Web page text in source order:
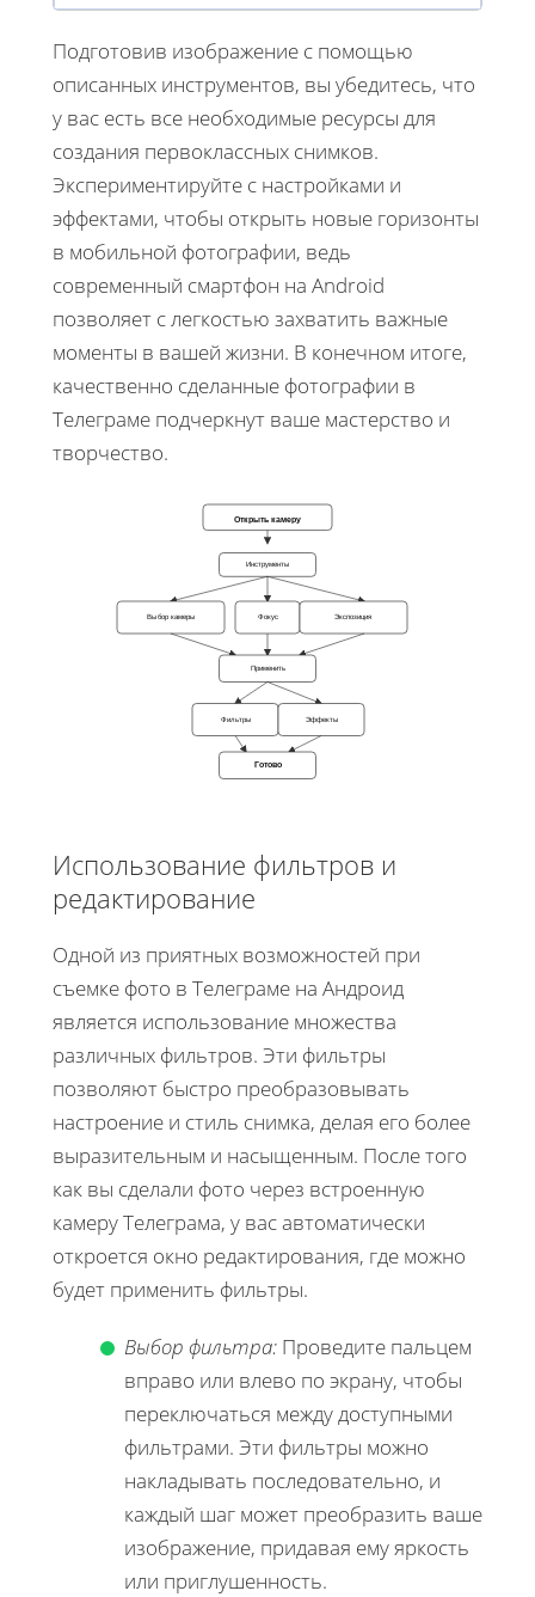
Подготовив изображение с помощью
описанных инструментов, вы убедитесь, что
у вас есть все необходимые ресурсы для
создания первоклассных снимков.
Экспериментируйте с настройками и
эффектами, чтобы открыть новые горизонты
в мобильной фотографии, ведь
современный смартфон на Android
позволяет с легкостью захватить важные
моменты в вашей жизни. В конечном итоге,
качественно сделанные фотографии в
Телеграме подчеркнут ваше мастерство и
творчество.
Открыть камеру
Инструменты
Выбор камеры Фокус Экспозиция
Применить
Фильтры Эффекты
Готово
Использование фильтров и
редактирование
Одной из приятных возможностей при
съемке фото в Телеграме на Андроид
является использование множества
различных фильтров. Эти фильтры
позволяют быстро преобразовывать
настроение и стиль снимка, делая его более
выразительным и насыщенным. После того
как вы сделали фото через встроенную
камеру Телеграма, у вас автоматически
откроется окно редактирования, где можно
будет применить фильтры.
Выбор фильтра: Проведите пальцем
вправо или влево по экрану, чтобы
переключаться между доступными
фильтрами. Эти фильтры можно
накладывать последовательно, и
каждый шаг может преобразить ваше
изображение, придавая ему яркость
или приглушенность.